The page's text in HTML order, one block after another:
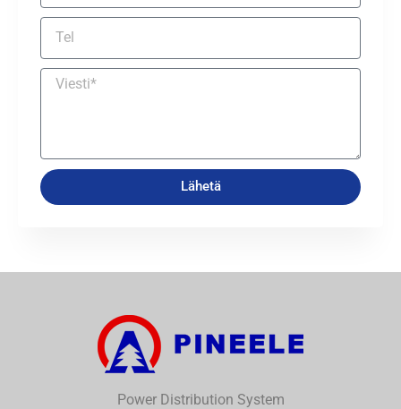
Lähetä
Power Distribution System